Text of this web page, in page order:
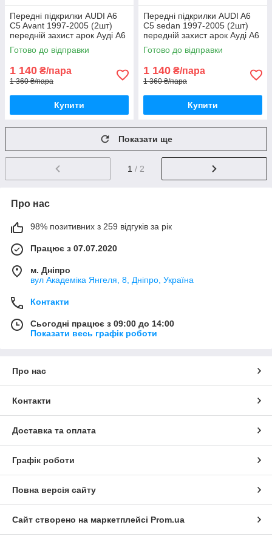
Передні підкрилки AUDI A6
C5 Avant 1997-2005 (2шт)
передній захист арок Ауді А6
С5 універсал пара передніх
Готово до відправки
1 140 ₴/пара
1 360 ₴/пара
Купити
Передні підкрилки AUDI A6
C5 sedan 1997-2005 (2шт)
передній захист арок Ауді А6
С5 седан пара передніх
Готово до відправки
1 140 ₴/пара
1 360 ₴/пара
Купити
Показати ще
1 / 2
Про нас
98% позитивних з 259 відгуків за рік
Працює з 07.07.2020
м. Дніпро
вул Академіка Янгеля, 8, Дніпро, Україна
Контакти
Сьогодні працює з 09:00 до 14:00
Показати весь графік роботи
Про нас
Контакти
Доставка та оплата
Графік роботи
Повна версія сайту
Сайт створено на маркетплейсі Prom.ua